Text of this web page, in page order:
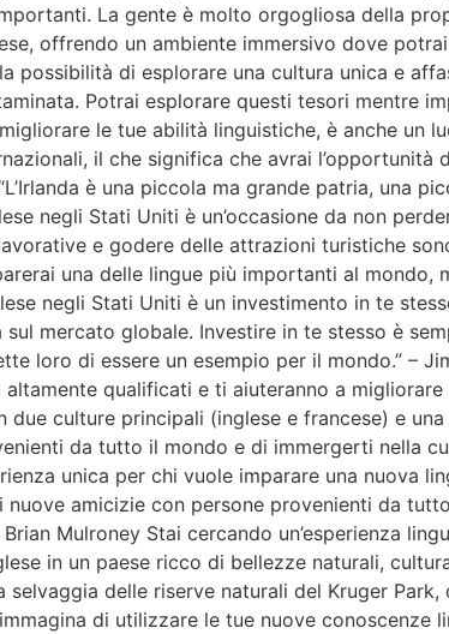
La gente è molto orgogliosa della
offrendo un ambiente immersivo dove
possibilità di esplorare una cultura unica e
Potrai esplorare questi tesori mentre
le tue abilità linguistiche, è anche un
il che significa che avrai
è una piccola ma grande patria, una
negli Stati Uniti è un’occasione da non
e godere delle attrazioni turistiche
una delle lingue più importanti al
negli Stati Uniti è un investimento in te
mercato globale. Investire in te stesso è
loro di essere un esempio per il mondo.” –
qualificati e ti aiuteranno a
due culture principali (inglese e francese) e
da tutto il mondo e di immergerti nella
unica per chi vuole imparare una nuova
nuove amicizie con persone provenienti da
Brian Mulroney Stai cercando un’esperienza
in un paese ricco di bellezze naturali,
selvaggia delle riserve naturali del Kruger
di utilizzare le tue nuove conoscenze